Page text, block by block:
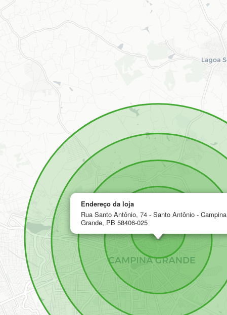
Endereço da loja
Rua Santo Antônio, 74 - Santo Antônio - Campina
Grande, PB 58406-025